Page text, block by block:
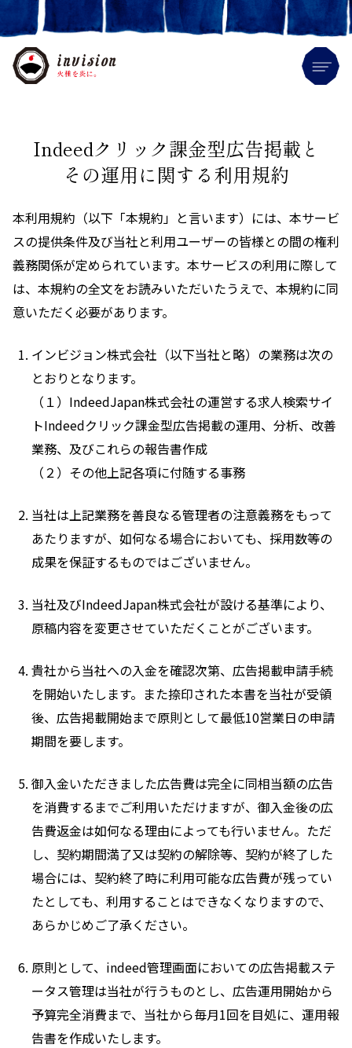
Indeedクリック課金型広告掲載と
その運用に関する利用規約
本利用規約（以下「本規約」と言います）には、本サービ
スの提供条件及び当社と利用ユーザーの皆様との間の権利
義務関係が定められています。本サービスの利用に際して
は、本規約の全文をお読みいただいたうえで、本規約に同
意いただく必要があります。
インビジョン株式会社（以下当社と略）の業務は次の
とおりとなります。
（１）IndeedJapan株式会社の運営する求人検索サイ
トIndeedクリック課金型広告掲載の運用、分析、改善
業務、及びこれらの報告書作成
（２）その他上記各項に付随する事務
当社は上記業務を善良なる管理者の注意義務をもって
あたりますが、如何なる場合においても、採用数等の
成果を保証するものではございません。
当社及びIndeedJapan株式会社が設ける基準により、
原稿内容を変更させていただくことがございます。
貴社から当社への入金を確認次第、広告掲載申請手続
を開始いたします。また捺印された本書を当社が受領
後、広告掲載開始まで原則として最低10営業日の申請
期間を要します。
御入金いただきました広告費は完全に同相当額の広告
を消費するまでご利用いただけますが、御入金後の広
告費返金は如何なる理由によっても行いません。ただ
し、契約期間満了又は契約の解除等、契約が終了した
場合には、契約終了時に利用可能な広告費が残ってい
たとしても、利用することはできなくなりますので、
あらかじめご了承ください。
原則として、indeed管理画面においての広告掲載ステ
ータス管理は当社が行うものとし、広告運用開始から
予算完全消費まで、当社から毎月1回を目処に、運用報
告書を作成いたします。